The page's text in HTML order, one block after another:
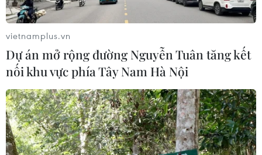
vietnamplus.vn
Dự án mở rộng đường Nguyễn Tuân tăng kết
nối khu vực phía Tây Nam Hà Nội